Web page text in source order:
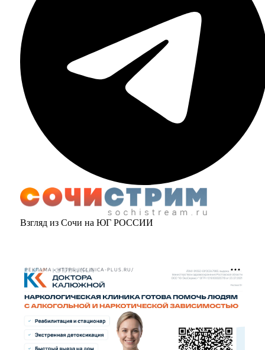
Взгляд из Сочи на ЮГ РОССИИ
РЕКЛАМА • HTTPS://CLINICA-PLUS.RU/